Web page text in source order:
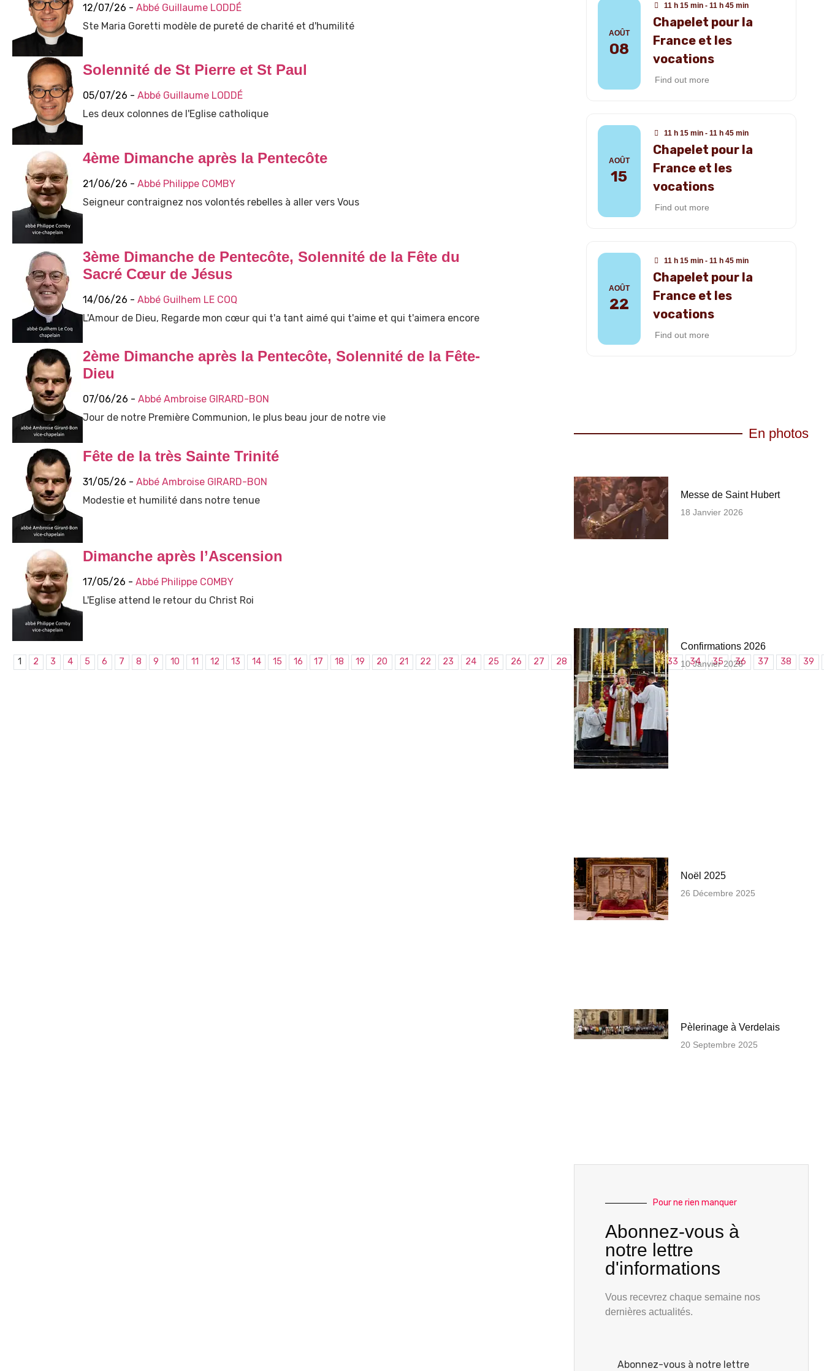
12/07/26 - Abbé Guillaume LODDÉ
Ste Maria Goretti modèle de pureté de charité et d'humilité
Solennité de St Pierre et St Paul
05/07/26 - Abbé Guillaume LODDÉ
Les deux colonnes de l'Eglise catholique
4ème Dimanche après la Pentecôte
21/06/26 - Abbé Philippe COMBY
Seigneur contraignez nos volontés rebelles à aller vers Vous
3ème Dimanche de Pentecôte, Solennité de la Fête du
Sacré Cœur de Jésus
14/06/26 - Abbé Guilhem LE COQ
L'Amour de Dieu, Regarde mon cœur qui t'a tant aimé qui t'aime et qui t'aimera encore
2ème Dimanche après la Pentecôte, Solennité de la Fête-
Dieu
07/06/26 - Abbé Ambroise GIRARD-BON
Jour de notre Première Communion, le plus beau jour de notre vie
Fête de la très Sainte Trinité
31/05/26 - Abbé Ambroise GIRARD-BON
Modestie et humilité dans notre tenue
Dimanche après l’Ascension
17/05/26 - Abbé Philippe COMBY
L'Eglise attend le retour du Christ Roi
1 2 3 4 5 6 7 8 9 10 11 12 13 14 15 16 17 18 19 20 21 22 23 24 25 26 27 28 29 30 31 32 33 34 35 36 37 38 39
AOÛT
08
11 h 15 min - 11 h 45 min
Chapelet pour la
France et les
vocations
Find out more
AOÛT
15
11 h 15 min - 11 h 45 min
Chapelet pour la
France et les
vocations
Find out more
AOÛT
22
11 h 15 min - 11 h 45 min
Chapelet pour la
France et les
vocations
Find out more
En photos
Messe de Saint Hubert
18 Janvier 2026
Confirmations 2026
10 Janvier 2026
Noël 2025
26 Décembre 2025
Pèlerinage à Verdelais
20 Septembre 2025
Pour ne rien manquer
Abonnez-vous à
notre lettre
d'informations
Vous recevrez chaque semaine nos
dernières actualités.
Abonnez-vous à notre lettre